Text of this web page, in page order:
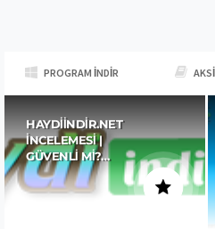
PROGRAM İNDIR
HAYDIINDIR.NET
İNCELEMESI |
GÜVENLI MI?…